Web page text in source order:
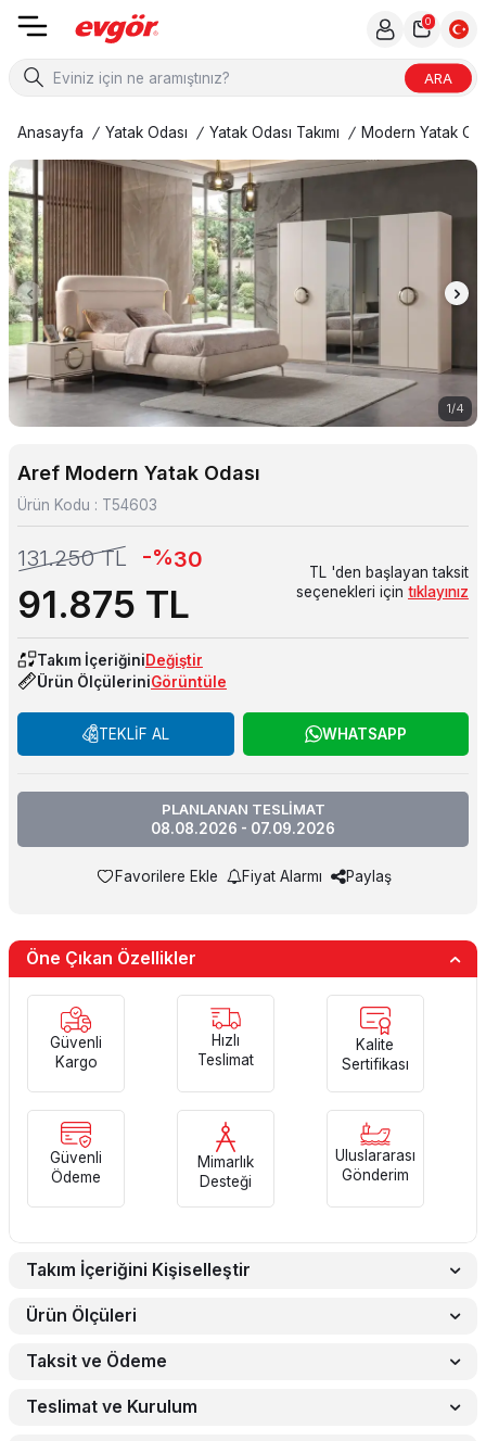
ARA
0
Anasayfa / Yatak Odası / Yatak Odası Takımı / Modern Yatak
1/4
Aref Modern Yatak Odası
Ürün Kodu : T54603
131.250TL -%30
91.875 TL
TL 'den başlayan taksit
seçenekleri için tıklayınız
Takım İçeriğiniDeğiştir
Ürün ÖlçüleriniGörüntüle
TEKLİF AL WHATSAPP
PLANLANAN TESLİMAT
08.08.2026 - 07.09.2026
Favorilere Ekle Fiyat Alarmı Paylaş
Öne Çıkan Özellikler
Güvenli
Kargo
Hızlı
Teslimat
Kalite
Sertifikası
Güvenli
Ödeme
Mimarlık
Desteği
Uluslararası
Gönderim
Takım İçeriğini Kişiselleştir
Ürün Ölçüleri
Taksit ve Ödeme
Teslimat ve Kurulum